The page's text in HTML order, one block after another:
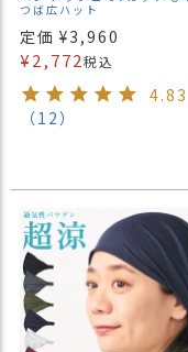
つば広ハット
定価 ¥3,960
¥2,772税込
4.83
（12）